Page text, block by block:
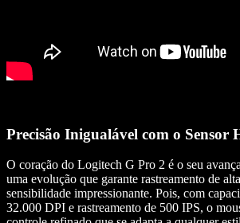
Precisão Inigualável com o Sensor
O coração do Logitech G Pro 2 é o seu
uma evolução que garante rastreamento de
sensibilidade impressionante. Pois, com
32.000 DPI e rastreamento de 500 IPS, o